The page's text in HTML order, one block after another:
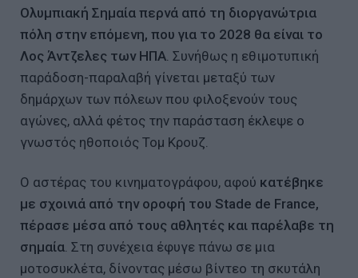
Ολυμπιακή Σημαία περνά από τη διοργανώτρια
πόλη στην επόμενη, που για το 2028 θα είναι το
Λος Άντζελες των ΗΠΑ . Συνήθως η εθιμοτυπική
παράδοση-παραλαβή γίνεται μεταξύ των
δημάρχων των πόλεων που φιλοξενούν τους
αγώνες, αλλά φέτος την παράσταση έκλεψε ο
γνωστός ηθοποιός Τομ Κρουζ.
Ο αστέρας του κινηματογράφου, αφού κατέβηκε
με σχοινιά από την οροφή του Stade de France,
πέρασε μέσα από τους αθλητές και παρέλαβε τη
σημαία . Στη συνέχεια έφυγε πάνω σε μια
μοτοσυκλέτα, δίνοντας μέσω βίντεο τη σκυτάλη